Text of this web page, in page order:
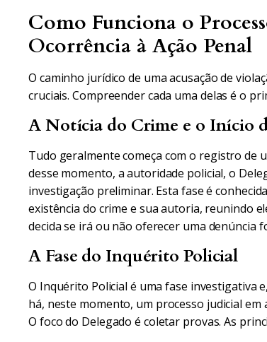
Como Funciona o
Ocorrência à Ação Penal
O caminho jurídico de uma acusação de
cruciais. Compreender cada uma delas é o
A Notícia do Crime e o Início
Tudo geralmente começa com o registro de
desse momento, a autoridade policial, o
investigação preliminar. Esta fase é
existência do crime e sua autoria, reunindo
decida se irá ou não oferecer uma denúncia
A Fase do Inquérito Policial
O Inquérito Policial é uma fase investigativa
há, neste momento, um processo judicial
O foco do Delegado é coletar provas. As